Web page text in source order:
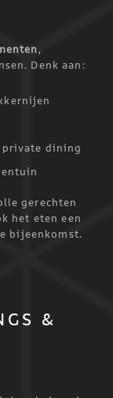
,
Denk aan:
dining
gerechten
het eten een
bijeenkomst.
&